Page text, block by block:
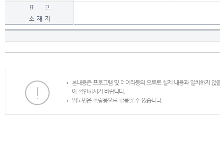
표 고
소 재 지
본내용은 프로그램 및 데이타등의 오류로 실제 내용과 일치하지
아 확인하시기 바랍니다.
위도면은 측량용으로 활용할 수 없습니다.